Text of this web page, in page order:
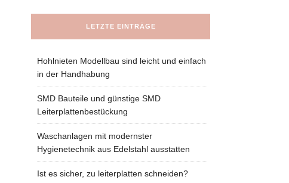
LETZTE EINTRÄGE
Hohlnieten Modellbau sind leicht und einfach
in der Handhabung
SMD Bauteile und günstige SMD
Leiterplattenbestückung
Waschanlagen mit modernster
Hygienetechnik aus Edelstahl ausstatten
Ist es sicher, zu leiterplatten schneiden?